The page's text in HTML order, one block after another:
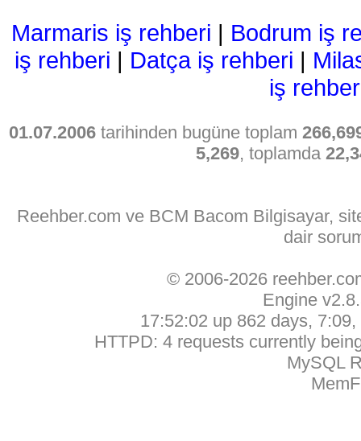
Marmaris iş rehberi | Bodrum iş
iş rehberi | Datça iş rehberi |
iş
01.07.2006 tarihinden bugüne toplam
5,269, toplamda
Reehber.com ve BCM Bacom Bilgisayar,
dair
© 2006-2026
Engine
17:52:02 up 862 days,
HTTPD: 4 requests currently
MySQL